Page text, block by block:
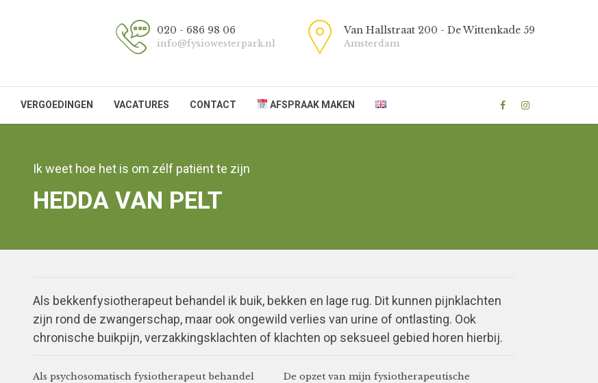
020 - 686 98 06
info@fysiowesterpark.nl
Van Hallstraat 200 - De Wittenkade 59
Amsterdam
VERGOEDINGEN VACATURES CONTACT AFSPRAAK MAKEN
Ik weet hoe het is om zélf patiënt te zijn
HEDDA VAN PELT
Als bekkenfysiotherapeut behandel ik buik, bekken en lage rug. Dit kunnen pijnklachten
zijn rond de zwangerschap, maar ook ongewild verlies van urine of ontlasting. Ook
chronische buikpijn, verzakkingsklachten of klachten op seksueel gebied horen hierbij.
Als psychosomatisch fysiotherapeut behandel
De opzet van mijn fysiotherapeutische